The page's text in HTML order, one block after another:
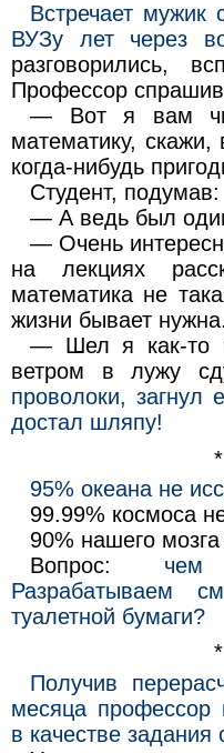
Встречает мужик
ВУЗу лет через
разговорились,
Профессор
— Вот я вам
математику,
когда-нибудь
Студент, подумав:
— А ведь был
— Очень
на лекциях
математика не
жизни бывает нужна.
— Шел я как-то
ветром в лужу
проволоки, загнул
достал шляпу!
95% океана не
99.99% космоса
90% нашего
Вопрос:
Разрабатываем
туалетной бумаги?
Получив
месяца профессор
в качестве